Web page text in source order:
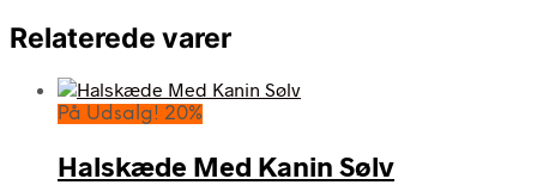
Relaterede varer
På Udsalg! 20%
Halskæde Med Kanin Sølv